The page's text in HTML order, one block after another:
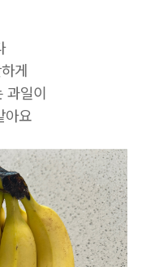
게
과일이
아요